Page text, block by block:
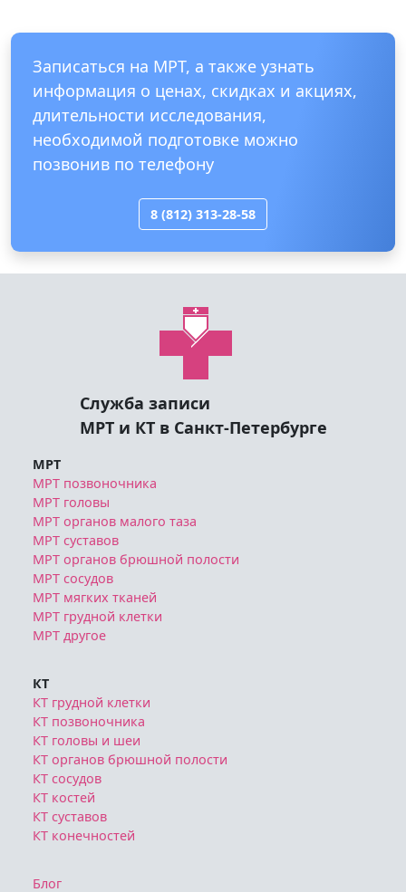
Записаться на МРТ, а также узнать
информация о ценах, скидках и акциях,
длительности исследования,
необходимой подготовке можно
позвонив по телефону
8 (812) 313-28-58
Служба записи
МРТ и КТ в Санкт-Петербурге
МРТ
МРТ позвоночника
МРТ головы
МРТ органов малого таза
МРТ суставов
МРТ органов брюшной полости
МРТ сосудов
МРТ мягких тканей
МРТ грудной клетки
МРТ другое
КТ
КТ грудной клетки
КТ позвоночника
КТ головы и шеи
КТ органов брюшной полости
КТ сосудов
КТ костей
КТ суставов
КТ конечностей
Блог